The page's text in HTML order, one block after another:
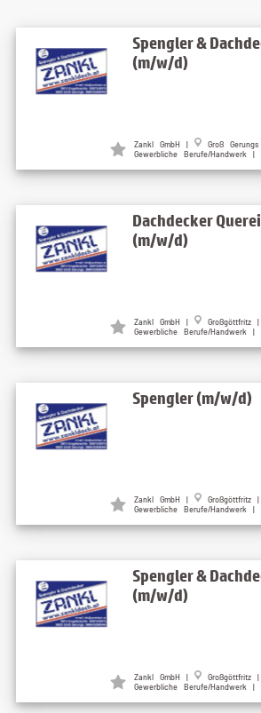
Spengler &
(m/w/d)
Zankl GmbH |
Groß Gerungs
Gewerbliche Berufe/Handwerk
Dachdecker
(m/w/d)
Zankl GmbH |
Großgöttfritz |
Gewerbliche Berufe/Handwerk
Spengler (m/w/d)
Zankl GmbH |
Großgöttfritz |
Gewerbliche Berufe/Handwerk
Spengler &
(m/w/d)
Zankl GmbH |
Großgöttfritz |
Gewerbliche Berufe/Handwerk